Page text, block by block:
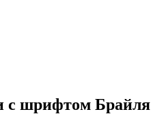
с шрифтом Брайля